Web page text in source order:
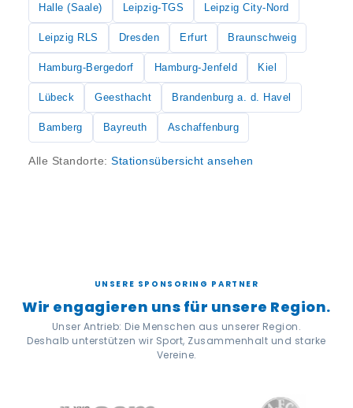
Halle (Saale) Leipzig-TGS Leipzig City-Nord
Leipzig RLS Dresden Erfurt Braunschweig
Hamburg-Bergedorf Hamburg-Jenfeld Kiel
Lübeck Geesthacht Brandenburg a. d. Havel
Bamberg Bayreuth Aschaffenburg
Alle Standorte: Stationsübersicht ansehen
UNSERE SPONSORING PARTNER
Wir engagieren uns für unsere Region.
Unser Antrieb: Die Menschen aus unserer Region.
Deshalb unterstützen wir Sport, Zusammenhalt und starke
Vereine.